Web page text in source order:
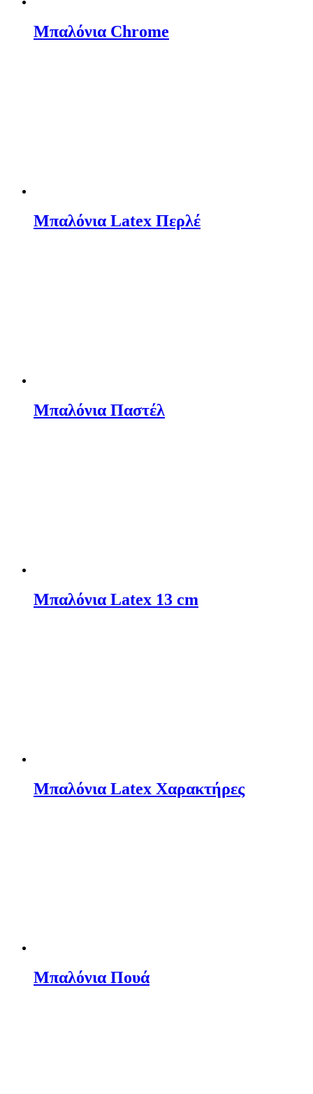
Μπαλόνια Chrome
Μπαλόνια Latex Περλέ
Μπαλόνια Παστέλ
Μπαλόνια Latex 13 cm
Μπαλόνια Latex Χαρακτήρες
Μπαλόνια Πουά